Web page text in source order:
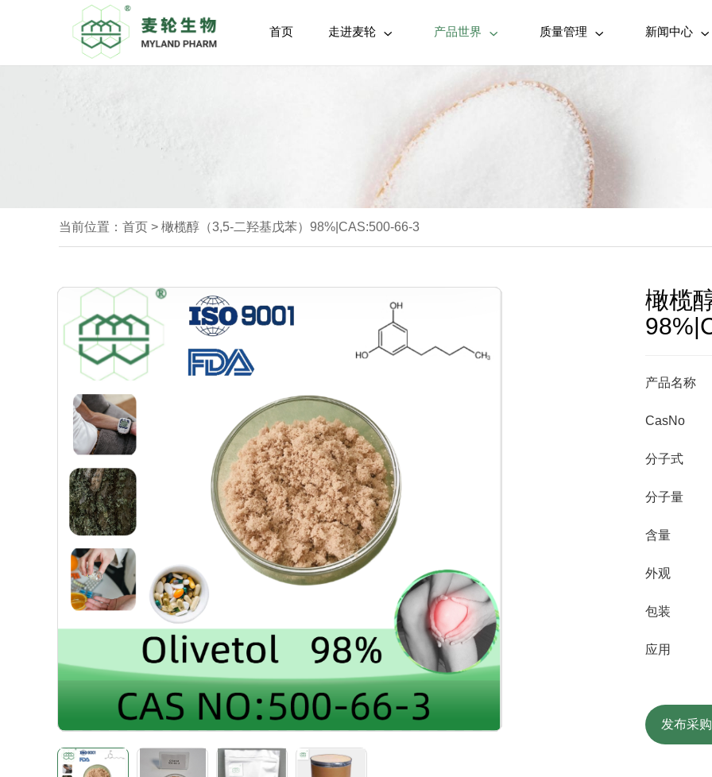
首页 走进麦轮  产品世界  质量管理  新闻中心 
当前位置： 首页 > 橄榄醇（3,5-二羟基戊苯）98%|CAS:500-66-3
橄榄
产品名称
CasNo
分子式
分子量
含量
外观
包装
应用
发布采购